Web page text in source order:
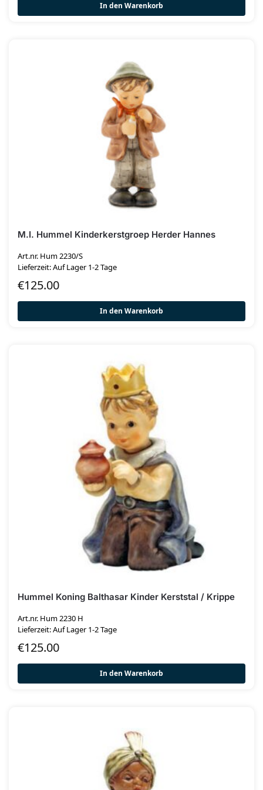
In den Warenkorb
M.I. Hummel Kinderkerstgroep Herder Hannes
Art.nr. Hum 2230/S
Lieferzeit: Auf Lager 1-2 Tage
€125.00
In den Warenkorb
Hummel Koning Balthasar Kinder Kerststal / Krippe
Art.nr. Hum 2230 H
Lieferzeit: Auf Lager 1-2 Tage
€125.00
In den Warenkorb